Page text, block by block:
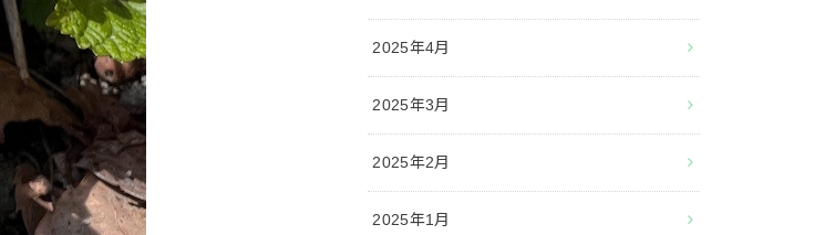
2025年4月
2025年3月
2025年2月
2025年1月